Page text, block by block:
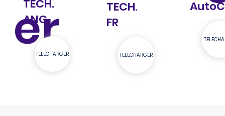
er
TECH.
ANG
TELECHARGER
TECH.
FR
TELECHARGER